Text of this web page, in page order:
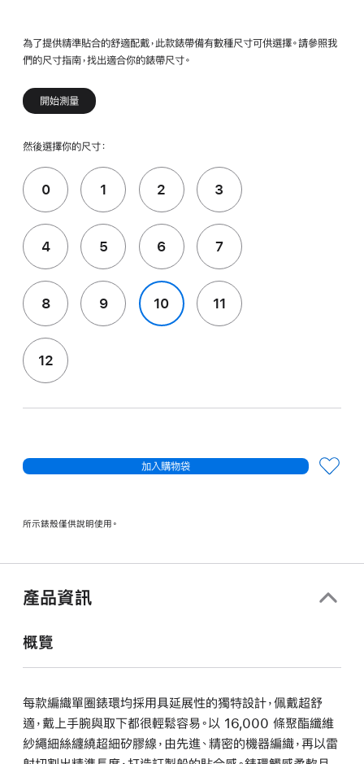
為了提供精準貼合的舒適配戴，此款錶帶備有數種尺寸可供選擇。請參照我
們的尺寸指南，找出適合你的錶帶尺寸。
開始測量
然後選擇你的尺寸：
0 1 2 3
4 5 6 7
8 9 10 11
12
加入購物袋
所示錶殼僅供說明使用。
產品資訊
概覽
每款編織單圈錶環均採用具延展性的獨特設計，佩戴超舒
適，戴上手腕與取下都很輕鬆容易。以 16,000 條聚酯纖維
紗繩細絲纏繞超細矽膠線，由先進、精密的機器編織，再以雷